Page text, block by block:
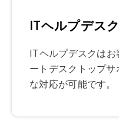
ITヘルプデスク
ITヘルプデスクは
ートデスクトップ
な対応が可能です。